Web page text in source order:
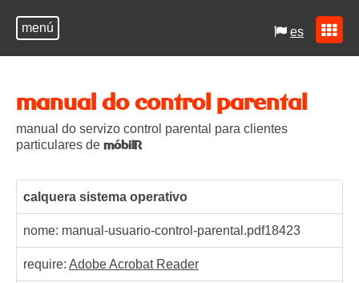
menú es
manual do control parental
manual do servizo control parental para clientes
particulares de móbilR
calquera sistema operativo
nome: manual-usuario-control-parental.pdf18423
require: Adobe Acrobat Reader